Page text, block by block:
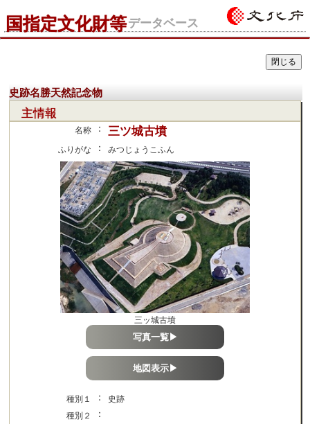
国指定文化財等データベース
史跡名勝天然記念物
主情報
名称 ： 三ツ城古墳
ふりがな ： みつじょうこふん
三ッ城古墳
写真一覧▶
地図表示▶
種別１ ：
史跡
種別２
：